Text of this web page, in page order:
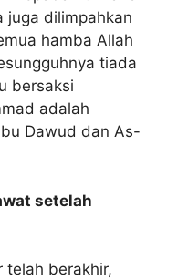
juga dilimpahkan
hamba Allah
tiada
bersaksi
adalah
Dawud dan As-
setelah
telah berakhir,